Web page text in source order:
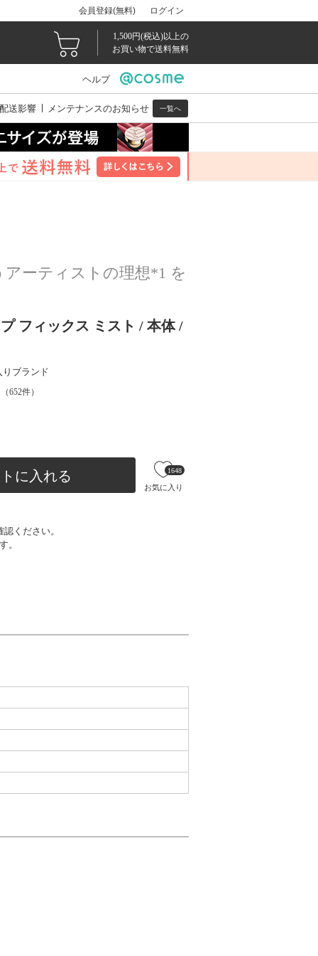
会員登録(無料) ログイン
1,500円(税込)以上の
お買い物で送料無料
ヘルプ
送影響 メンテナンスのお知らせ 一覧へ
ーティストの理想*1 を
フィックス ミスト / 本体 /
りブランド
（652件）
に入れる
お気に入り
1648
ください。
。